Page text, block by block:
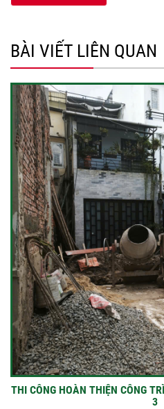
BÀI VIẾT LIÊN QUAN
THI CÔNG HOÀN THIỆN CÔNG
3